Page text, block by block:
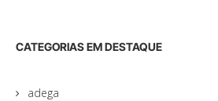
CATEGORIAS EM DESTAQUE
adega